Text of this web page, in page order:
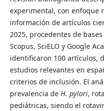
experimental, con enfoque
información de artículos
2025, procedentes de
Scopus, SciELO y Google
identificaron 100 artículos,
estudios relevantes en
criterios de inclusión. El
prevalencia de H. pylori,
pediátricas, siendo el